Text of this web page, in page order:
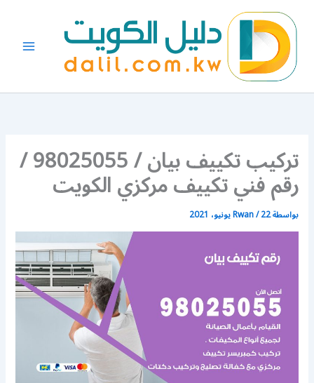
المحتوى
تركيب تكييف بيان / 98025055 /
رقم فني تكييف مركزي الكويت
بواسطة Rwan/22 يونيو، 2021